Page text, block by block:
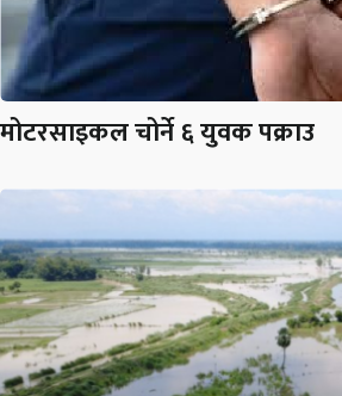
मोटरसाइकल चोर्ने ६ युवक पक्राउ